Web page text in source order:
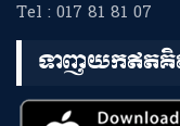
Tel : 017 81 81 07
ទាញយកឥតគិ